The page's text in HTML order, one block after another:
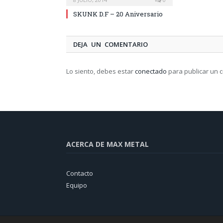
SKUNK D.F – 20 Aniversario
DEJA UN COMENTARIO
Lo siento, debes estarconectado para publicar un
ACERCA DE MAX METAL
Contacto
Equipo